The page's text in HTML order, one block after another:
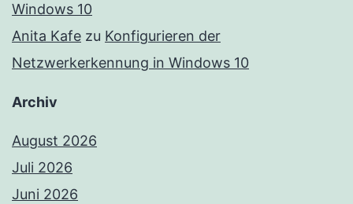
Windows 10
Anita Kafe zu Konfigurieren der
Netzwerkerkennung in Windows 10
Archiv
August 2026
Juli 2026
Juni 2026